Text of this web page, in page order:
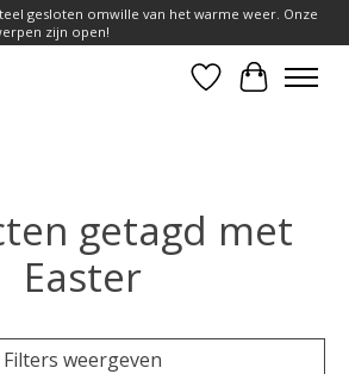
gesloten omwille van het warme weer. Onze
zijn open!
Verlanglijst
getagd met
Easter
Filters weergeven